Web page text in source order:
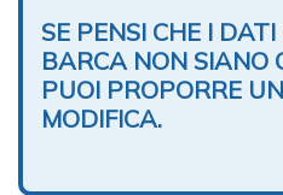
SE PENSI CHE I
BARCA NON SIANO
PUOI PROPORRE
MODIFICA.